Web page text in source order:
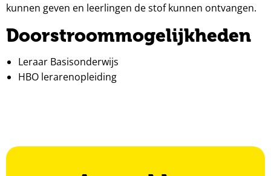
kunnen geven en leerlingen de stof kunnen ontvangen.
Doorstroommogelijkheden
Leraar Basisonderwijs
HBO lerarenopleiding